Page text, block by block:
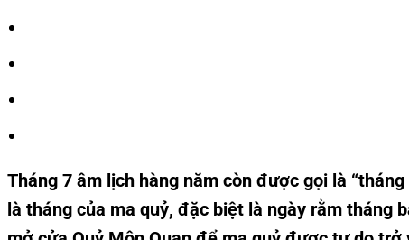
Tháng 7 âm lịch hàng năm còn được gọi là
là tháng của ma quỷ, đặc biệt là ngày rằm tháng